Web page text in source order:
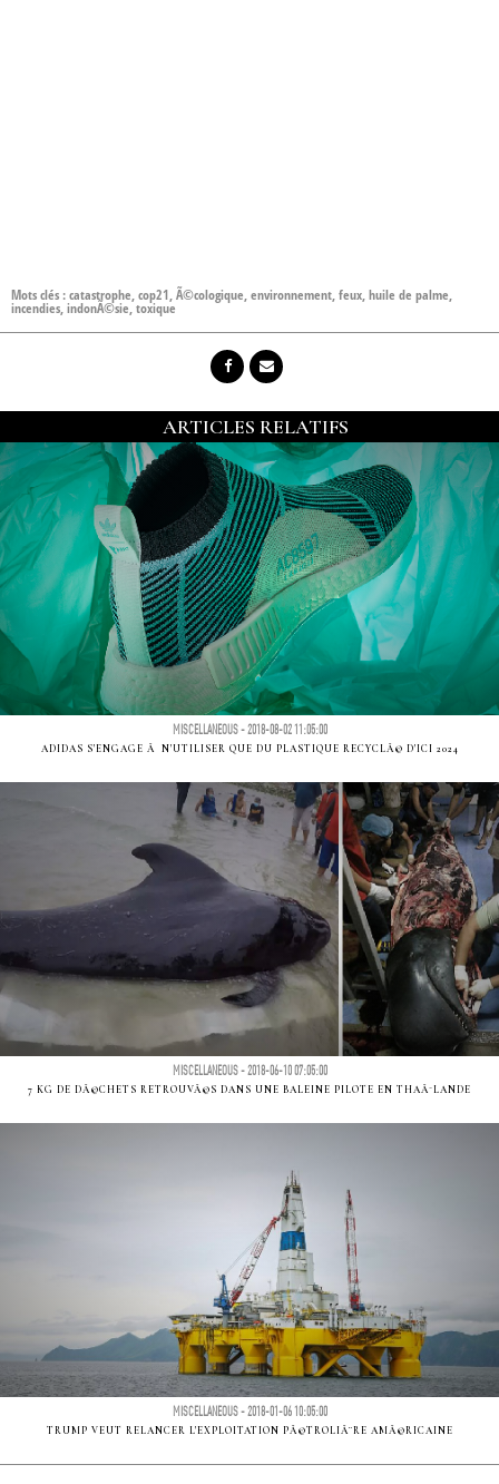
Mots clés :catastrophe,cop21,Ã©cologique,environnement,feux,huile de palme,
incendies,indonÃ©sie,toxique
ARTICLES RELATIFS
MISCELLANEOUS - 2018-08-02 11:05:00
ADIDAS S'ENGAGE Ã N'UTILISER QUE DU PLASTIQUE RECYCLÃ© D'ICI 2024
MISCELLANEOUS - 2018-06-10 07:05:00
7 KG DE DÃ©CHETS RETROUVÃ©S DANS UNE BALEINE PILOTE EN THAÃ¯LANDE
MISCELLANEOUS - 2018-01-06 10:05:00
TRUMP VEUT RELANCER L'EXPLOITATION PÃ©TROLIÃ¨RE AMÃ©RICAINE